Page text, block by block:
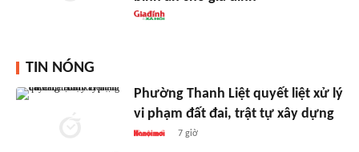
TIN NÓNG
Phường Thanh Liệt quyết liệt xử lý
vi phạm đất đai, trật tự xây dựng
7 giờ